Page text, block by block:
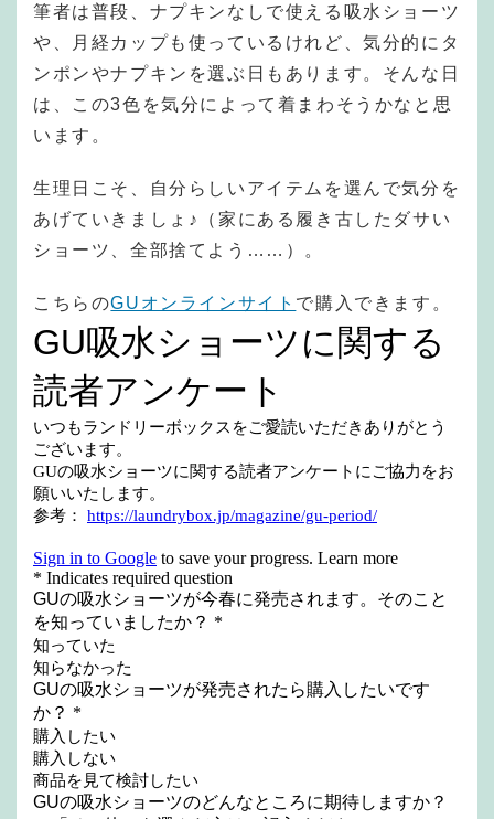
筆者は普段、ナプキンなしで使える吸水ショーツ
や、月経カップも使っているけれど、気分的にタ
ンポンやナプキンを選ぶ日もあります。そんな日
は、この3色を気分によって着まわそうかなと思
います。
生理日こそ、自分らしいアイテムを選んで気分を
あげていきましょ♪（家にある履き古したダサい
ショーツ、全部捨てよう……）。
こちらのGUオンラインサイト で購入できます。